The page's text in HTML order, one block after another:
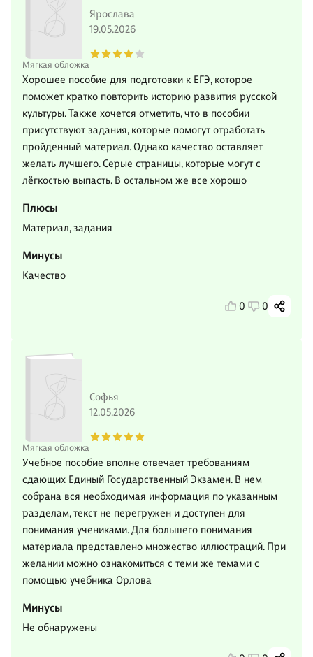
Мягкая обложка
Ярослава
19.05.2026
Хорошее пособие для подготовки к ЕГЭ, которое
поможет кратко повторить историю развития русской
культуры. Также хочется отметить, что в пособии
присутствуют задания, которые помогут отработать
пройденный материал. Однако качество оставляет
желать лучшего. Серые страницы, которые могут с
лёгкостью выпасть. В остальном же все хорошо
Плюсы
Материал, задания
Минусы
Качество
0 0
Мягкая обложка
Софья
12.05.2026
Учебное пособие вполне отвечает требованиям
сдающих Единый Государственный Экзамен. В нем
собрана вся необходимая информация по указанным
разделам, текст не перегружен и доступен для
понимания учениками. Для большего понимания
материала представлено множество иллюстраций. При
желании можно ознакомиться с теми же темами с
помощью учебника Орлова
Минусы
Не обнаружены